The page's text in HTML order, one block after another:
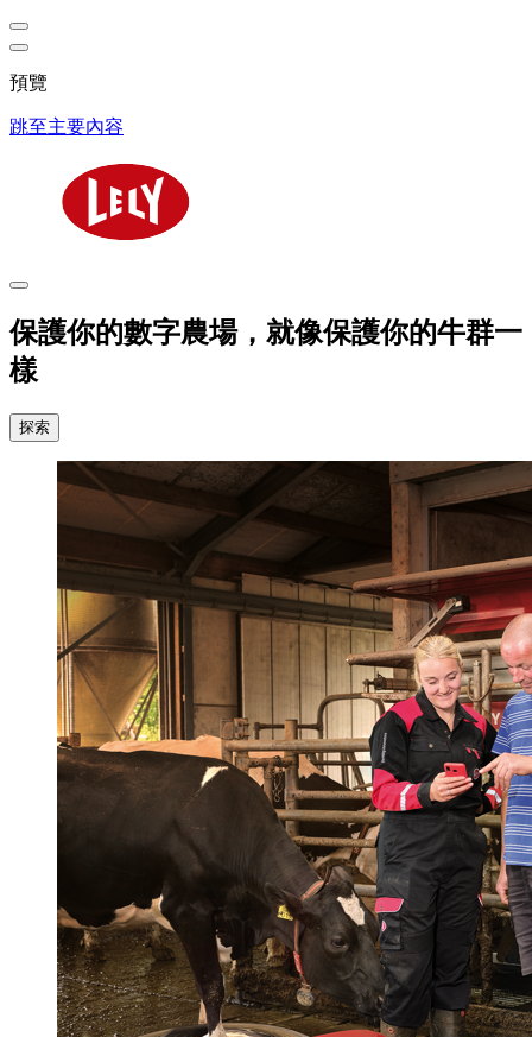
預覽
跳至主要內容
保護你的數字農場，就像保護你的牛群一
樣
探索